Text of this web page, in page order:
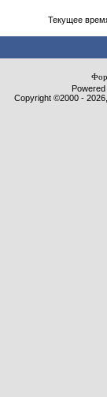
Текущее
Copyright ©2000 -